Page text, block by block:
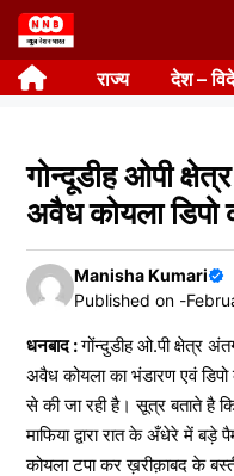
Skip
to
content राज्य देश –
गोन्दूडीह ओपी
अवैध कोयला
Manisha Kumari
Published on -
धनबाद :गोंन्दुडीह ओ.पी क्षेत्र
अवैध कोयला का भंडारण एवं डिपो
से की जा रही है। सूत्र बताते है
माफिया द्वारा रात के अँधेरे में
कोयला टपा कर ख़रीक़ाबद के